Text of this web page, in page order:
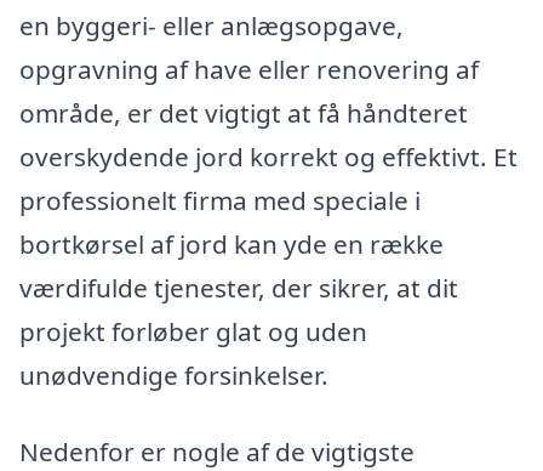
en byggeri- eller anlægsopgave,
opgravning af have eller renovering af
område, er det vigtigt at få håndteret
overskydende jord korrekt og effektivt. Et
professionelt firma med speciale i
bortkørsel af jord kan yde en række
værdifulde tjenester, der sikrer, at dit
projekt forløber glat og uden
unødvendige forsinkelser.
Nedenfor er nogle af de vigtigste